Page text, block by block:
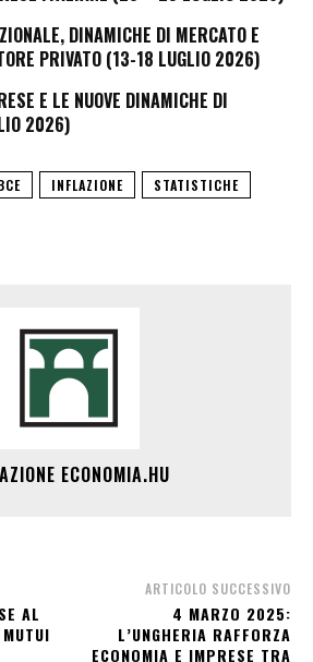
DINAMICHE DI MERCATO E
PRIVATO (13-18 LUGLIO 2026)
E LE NUOVE DINAMICHE DI
2026)
INFLAZIONE
STATISTICHE
ECONOMIA.HU
AL
ARTICOLO SUCCESSIVO
4 MARZO 2025:
L’UNGHERIA RAFFORZA
ECONOMIA E IMPRESE TRA